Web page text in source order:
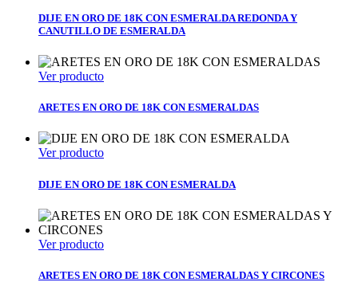
DIJE EN ORO DE 18K CON ESMERALDA REDONDA Y
CANUTILLO DE ESMERALDA
Ver producto
ARETES EN ORO DE 18K CON ESMERALDAS
Ver producto
DIJE EN ORO DE 18K CON ESMERALDA
Ver producto
ARETES EN ORO DE 18K CON ESMERALDAS Y CIRCONES